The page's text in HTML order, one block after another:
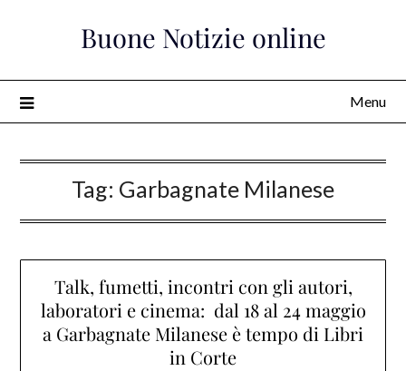
Buone Notizie online
Menu
Tag: Garbagnate Milanese
Talk, fumetti, incontri con gli autori,
laboratori e cinema: dal 18 al 24 maggio
a Garbagnate Milanese è tempo di Libri
in Corte